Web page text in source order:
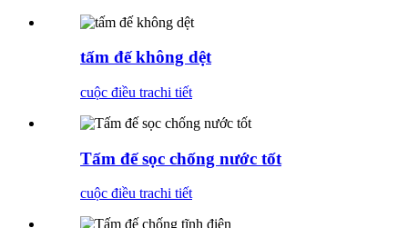
tấm đế không dệt
cuộc điều trachi tiết
Tấm đế sọc chống nước tốt
cuộc điều trachi tiết